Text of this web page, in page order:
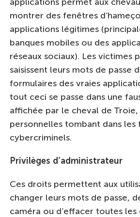
montrer des fenêtres
applications légitimes
banques mobiles ou des
réseaux sociaux). Les victimes
saisissent leurs mots de passe
formulaires des vraies
tout ceci se passe dans une
affichée par le cheval de
personnelles tombant dans les
cybercriminels.
Privilèges d’administrateur
Ces droits permettent aux
changer leurs mots de passe,
caméra ou d’effacer toutes les